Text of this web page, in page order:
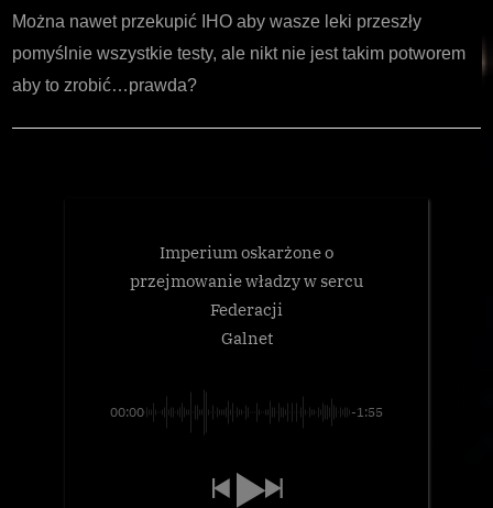
Można nawet przekupić IHO aby wasze leki przeszły
pomyślnie wszystkie testy, ale nikt nie jest takim potworem
aby to zrobić…prawda?
Imperium oskarżone o
przejmowanie władzy w sercu
Federacji
Galnet
00:00 -1:55